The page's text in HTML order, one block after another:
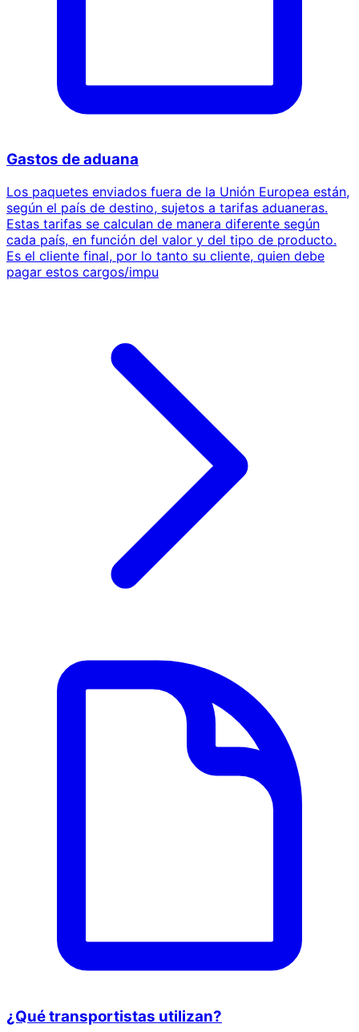
Gastos de aduana
Los paquetes enviados fuera de la Unión Europea están,
según el país de destino, sujetos a tarifas aduaneras.
Estas tarifas se calculan de manera diferente según
cada país, en función del valor y del tipo de producto.
Es el cliente final, por lo tanto su cliente, quien debe
pagar estos cargos/impu
¿Qué transportistas utilizan?